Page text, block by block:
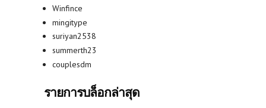
Winfince
mingitype
suriyan2538
summerth23
couplesdm
รายการบล็อกล่าสุด